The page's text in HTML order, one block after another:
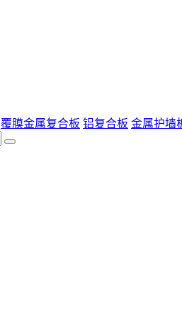
覆膜金属复合板 铝复合板 金属护墙